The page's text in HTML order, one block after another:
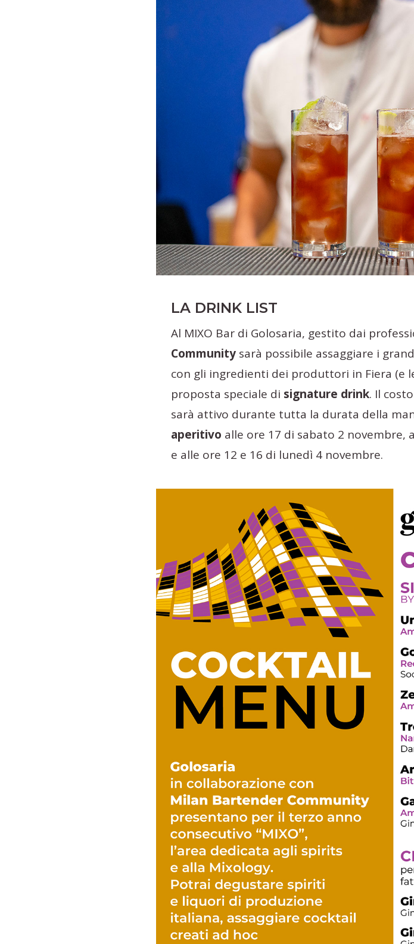
LA DRINK LIST
Al MIXO Bar di Golosaria, gestito dai
Community sarà possibile assaggiare i
con gli ingredienti dei produttori in Fiera (e
proposta speciale di signature drink. Il
sarà attivo durante tutta la durata della
aperitivo alle ore 17 di sabato 2 novembre,
e alle ore 12 e 16 di lunedì 4 novembre.